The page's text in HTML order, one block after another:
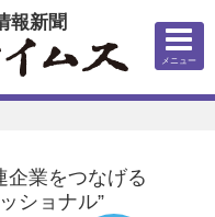
報新聞
メニュー
企業をつなげる
ショナル”